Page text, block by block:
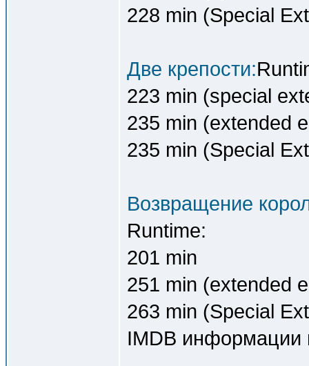
228 min (Special
Две крепости:
223 min (special
235 min (extended
235 min (Special
Возвращение
Runtime:
201 min
251 min (extended
263 min (Special
IMDB информации